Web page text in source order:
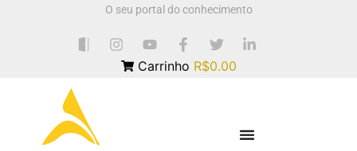
O seu portal do conhecimento
Carrinho R$0.00